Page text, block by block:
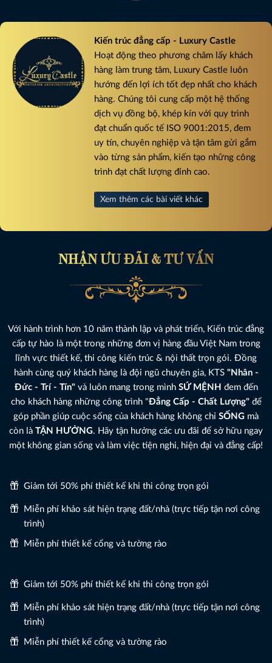
Kiến trúc đẳng cấp - Luxury Castle
Hoạt động theo phương châm lấy khách
hàng làm trung tâm, Luxury Castle luôn
hướng đến lợi ích tốt đẹp nhất cho khách
hàng. Chúng tôi cung cấp một hệ thống
dịch vụ đồng bộ, khép kín với quy trình
đạt chuẩn quốc tế ISO 9001:2015, đem
uy tín, chuyên nghiệp và tận tâm gửi gắm
vào từng sản phẩm, kiến tạo những công
trình đạt chất lượng đỉnh cao.
Xem thêm các bài viết khác
NHẬN ƯU ĐÃI & TƯ VẤN
Với hành trình hơn 10 năm thành lập và phát triển, Kiến trúc đẳng
cấp tự hào là một trong những đơn vị hàng đầu Việt Nam trong
lĩnh vực thiết kế, thi công kiến trúc & nội thất trọn gói. Đồng
hành cùng quý khách hàng là đội ngũ chuyên gia, KTS "Nhân -
Đức - Trí - Tín"và luôn mang trong mình SỨ MỆNH đem đến
cho khách hàng những công trình "Đẳng Cấp - Chất Lượng"để
góp phần giúp cuộc sống của khách hàng không chỉ SỐNG mà
còn là TẬN HƯỞNG. Hãy tận hưởng các ưu đãi để sở hữu ngay
một không gian sống và làm việc tiện nghi, hiện đại và đẳng cấp!
Giảm tới 50% phí thiết kế khi thi công trọn gói
Miễn phí khảo sát hiện trạng đất/nhà (trực tiếp tận nơi công
trình)
Miễn phí thiết kế cổng và tường rào
Giảm tới 50% phí thiết kế khi thi công trọn gói
Miễn phí khảo sát hiện trạng đất/nhà (trực tiếp tận nơi công
trình)
Miễn phí thiết kế cổng và tường rào